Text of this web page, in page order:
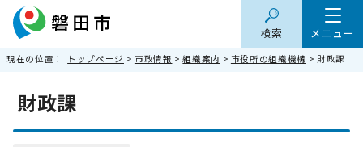
メニュー
検索
現在の位置： トップページ > 市政情報 >組織案内 > 市役所の組織機構 > 財政課
財政課